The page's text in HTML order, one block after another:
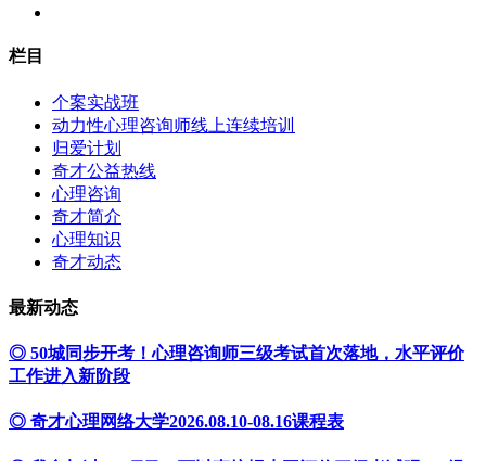
栏目
个案实战班
动力性心理咨询师线上连续培训
归爱计划
奇才公益热线
心理咨询
奇才简介
心理知识
奇才动态
最新动态
◎ 50城同步开考！心理咨询师三级考试首次落地，水平评价
工作进入新阶段
◎ 奇才心理网络大学2026.08.10-08.16课程表